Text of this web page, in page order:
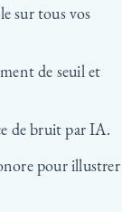
sur tous vos
de seuil et
de bruit par IA.
pour illustrer